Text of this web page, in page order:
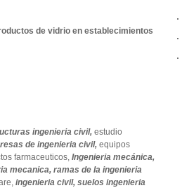
de vidrio en establecimientos
ingenieria civil, estudio
de ingenieria civil, equipos
farmaceuticos, Ingenieria mecánica,
mecanica, ramas de la ingenieria
ingenieria civil, suelos ingenieria